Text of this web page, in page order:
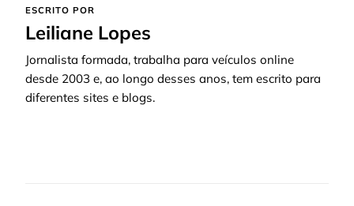
ESCRITO POR
Leiliane Lopes
Jornalista formada, trabalha para veículos online
desde 2003 e, ao longo desses anos, tem escrito para
diferentes sites e blogs.